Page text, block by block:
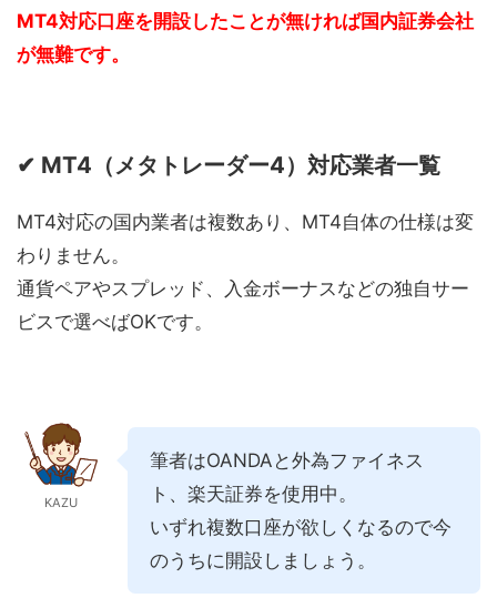
MT4対応口座を開設したことが無ければ国内証券会社
が無難です。
✔ MT4（メタトレーダー4）対応業者一覧
MT4対応の国内業者は複数あり、MT4自体の仕様は変
わりません。
通貨ペアやスプレッド、入金ボーナスなどの独自サー
ビスで選べばOKです。
KAZU
筆者はOANDAと外為ファイネス
ト、楽天証券を使用中。
いずれ複数口座が欲しくなるので今
のうちに開設しましょう。